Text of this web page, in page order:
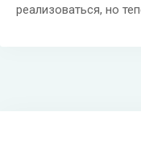
реализоваться, но